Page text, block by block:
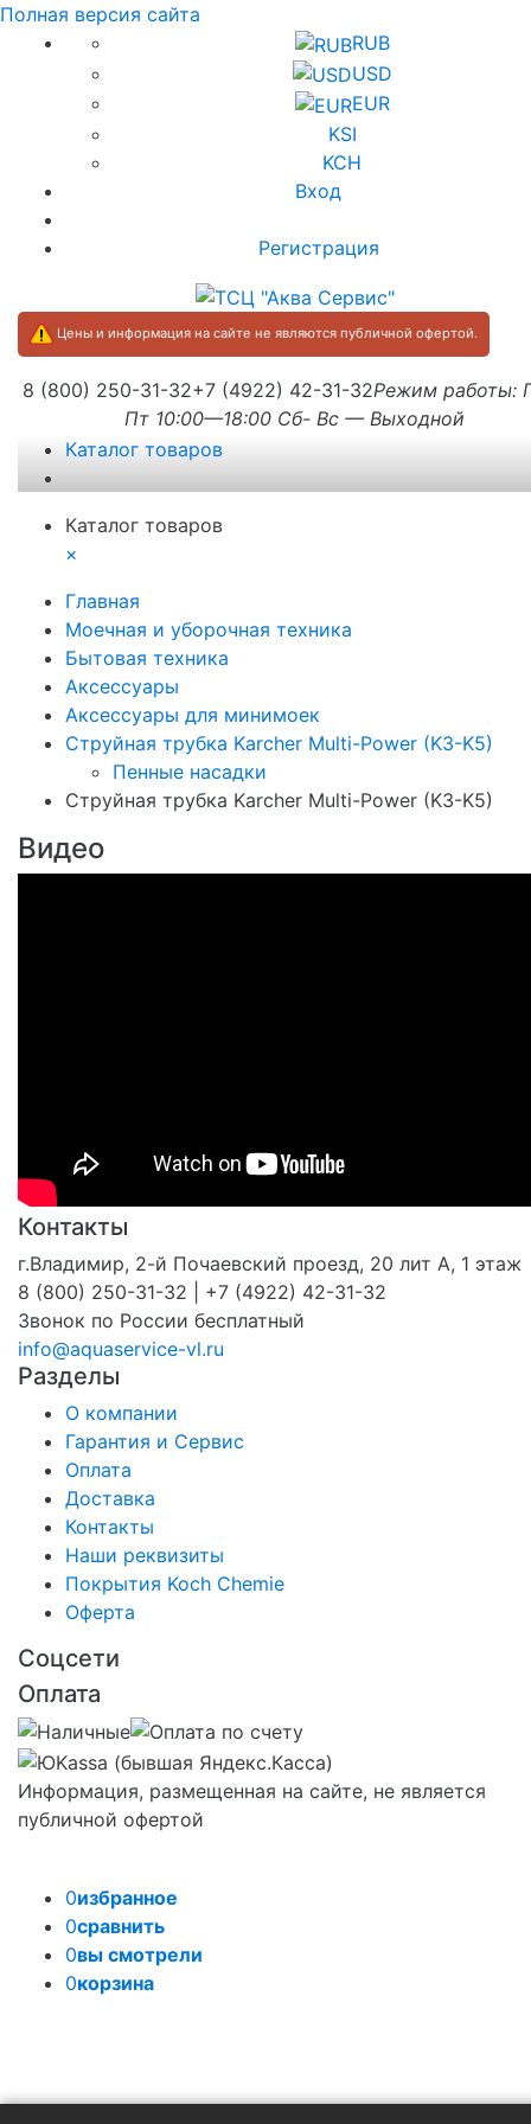
Полная версия сайта
RUB
USD
EUR
KSI
KCH
Вход
Регистрация
Цены и информация на сайте не являются публичной офертой.
8 (800) 250-31-32+7 (4922) 42-31-32Режим работы:
Пт 10:00—18:00 Сб- Вс — Выходной
Каталог товаров
Каталог товаров
×
Главная
Моечная и уборочная техника
Бытовая техника
Аксессуары
Аксессуары для минимоек
Струйная трубка Karcher Multi-Power (K3-K5)
Пенные насадки
Струйная трубка Karcher Multi-Power (K3-K5)
Видео
Контакты
г.Владимир, 2-й Почаевский проезд, 20 лит А, 1 этаж
8 (800) 250-31-32 | +7 (4922) 42-31-32
Звонок по России бесплатный
info@aquaservice-vl.ru
Разделы
О компании
Гарантия и Сервис
Оплата
Доставка
Контакты
Наши реквизиты
Покрытия Koch Chemie
Оферта
Соцсети
Оплата
Информация, размещенная на сайте, не является
публичной офертой
0избранное
0сравнить
0вы смотрели
0корзина